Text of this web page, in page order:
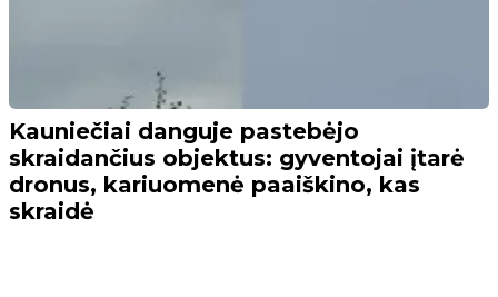
Kauniečiai danguje pastebėjo
skraidančius objektus: gyventojai įtarė
dronus, kariuomenė paaiškino, kas
skraidė